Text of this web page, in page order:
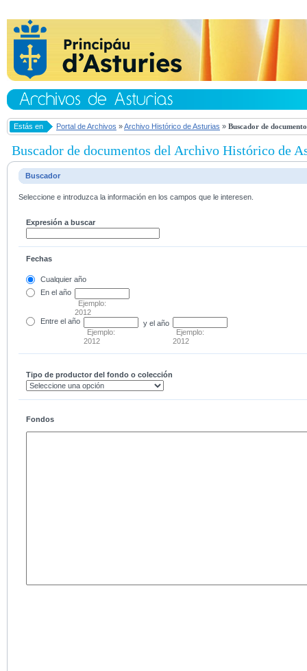
Estás en Portal de Archivos »Archivo Histórico de Asturias » Buscador de
Buscador de documentos del Archivo Histórico de
Buscador
Seleccione e introduzca la información en los campos que le interesen.
Expresión a buscar
Fechas
Cualquier año
En el año
Ejemplo:
2012
Entre el año
Ejemplo:
2012
y el año
Ejemplo:
2012
Tipo de productor del fondo o colección
Fondos